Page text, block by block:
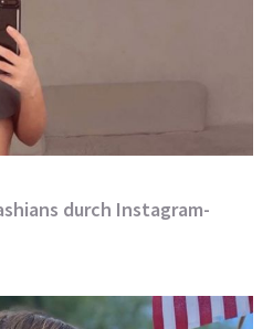
durch Instagram-